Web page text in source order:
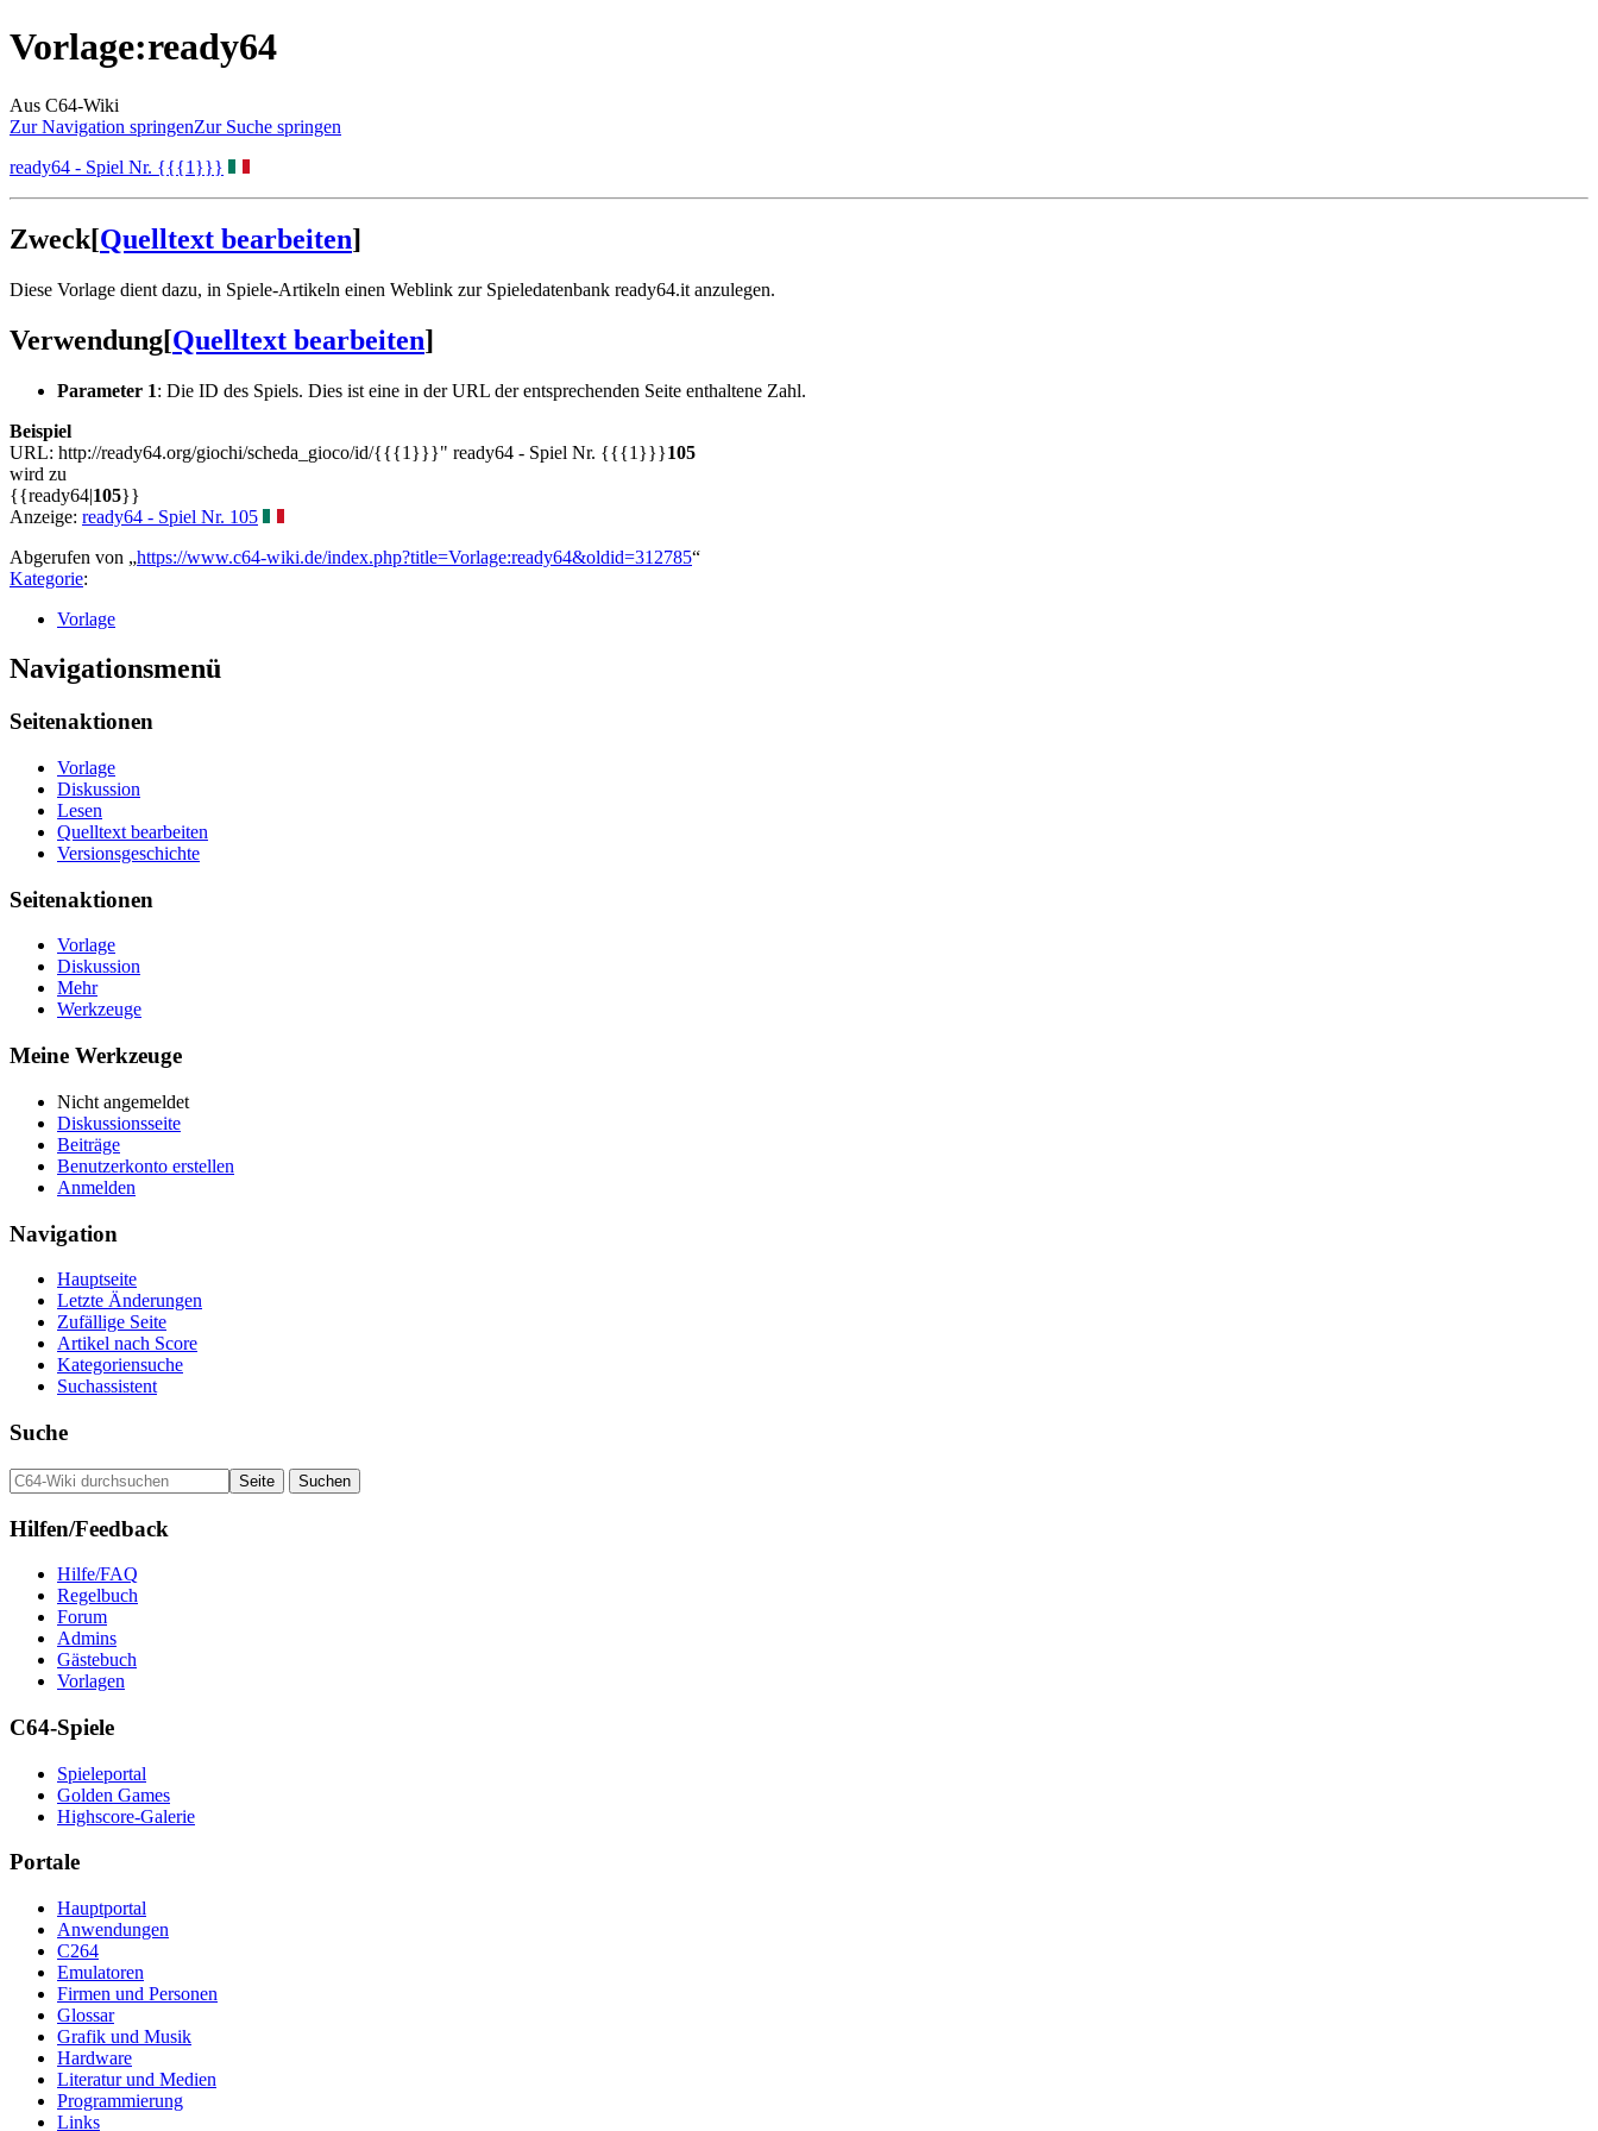
Vorlage:ready64
Aus C64-Wiki
Zur Navigation springenZur Suche springen
ready64 - Spiel Nr. {{{1}}}
Zweck[Quelltext bearbeiten]
Diese Vorlage dient dazu, in Spiele-Artikeln einen Weblink zur Spieledatenbank ready64.it anzulegen.
Verwendung[Quelltext bearbeiten]
Parameter 1: Die ID des Spiels. Dies ist eine in der URL der entsprechenden Seite enthaltene Zahl.
Beispiel
URL: http://ready64.org/giochi/scheda_gioco/id/{{{1}}}" ready64 - Spiel Nr. {{{1}}}105
wird zu
{{ready64|105}}
Anzeige: ready64 - Spiel Nr. 105
Abgerufen von „https://www.c64-wiki.de/index.php?title=Vorlage:ready64&oldid=312785“
Kategorie:
Vorlage
Navigationsmenü
Seitenaktionen
Vorlage
Diskussion
Lesen
Quelltext bearbeiten
Versionsgeschichte
Seitenaktionen
Vorlage
Diskussion
Mehr
Werkzeuge
Meine Werkzeuge
Nicht angemeldet
Diskussionsseite
Beiträge
Benutzerkonto erstellen
Anmelden
Navigation
Hauptseite
Letzte Änderungen
Zufällige Seite
Artikel nach Score
Kategoriensuche
Suchassistent
Suche
Hilfen/Feedback
Hilfe/FAQ
Regelbuch
Forum
Admins
Gästebuch
Vorlagen
C64-Spiele
Spieleportal
Golden Games
Highscore-Galerie
Portale
Hauptportal
Anwendungen
C264
Emulatoren
Firmen und Personen
Glossar
Grafik und Musik
Hardware
Literatur und Medien
Programmierung
Links